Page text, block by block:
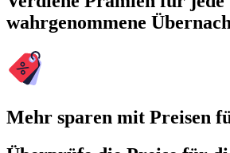
wahrgenommene
Mehr sparen mit Preisen